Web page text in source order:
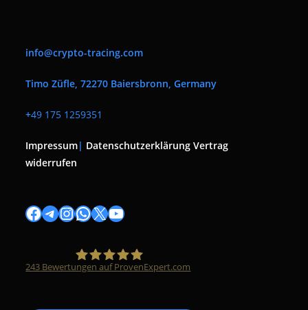
info@crypto-tracing.com
Timo Züfle, 72270 Baiersbronn, Germany
+49 175 1259351
Impressum| Datenschutzerklärung Vertrag
widerrufen
Facebook
Telegram
Instagram
WhatsApp
X YouTube
243 Bewertungen auf ProvenExpert.com